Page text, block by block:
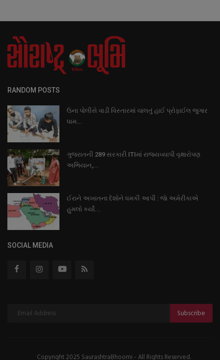
RANDOM POSTS
ઉના પોલીસે વાડી વિસ્તારમાં ચાલતું હાઈ પ્રોફાઈલ જુગાર
ધામ...
ગુજરાતની 289 સરકારી ITIમાં રાજ્યવ્યાપી વૃક્ષારોપણ
અભિયાન,...
ઈરાને અખાતના દેશોને ધમકી આપી : જાે અમેરીકાએ
હુમલો કર્યો...
SOCIAL MEDIA
Subscribe
Copyright 2025 SaurashtraBhoomi - All Rights Reserved.